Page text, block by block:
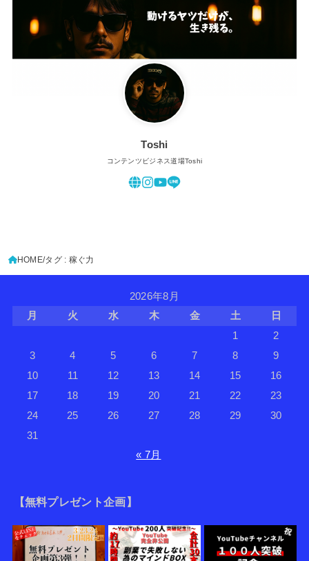
Toshi
コンテンツビジネス道場Toshi
HOME タグ : 稼ぐ力
2026年8月
月
火 水 木 金 土
日
1
2
3
4 5 6 7 8
9
10
11 12 13 14 15
16
17
18 19 20 21 22
23
24
25 26 27 28 29
30
31
« 7月
【無料プレゼント企画】